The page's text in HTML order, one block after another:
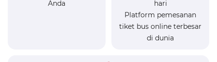
Anda
hari
Platform pemesanan
tiket bus online terbesar
di dunia